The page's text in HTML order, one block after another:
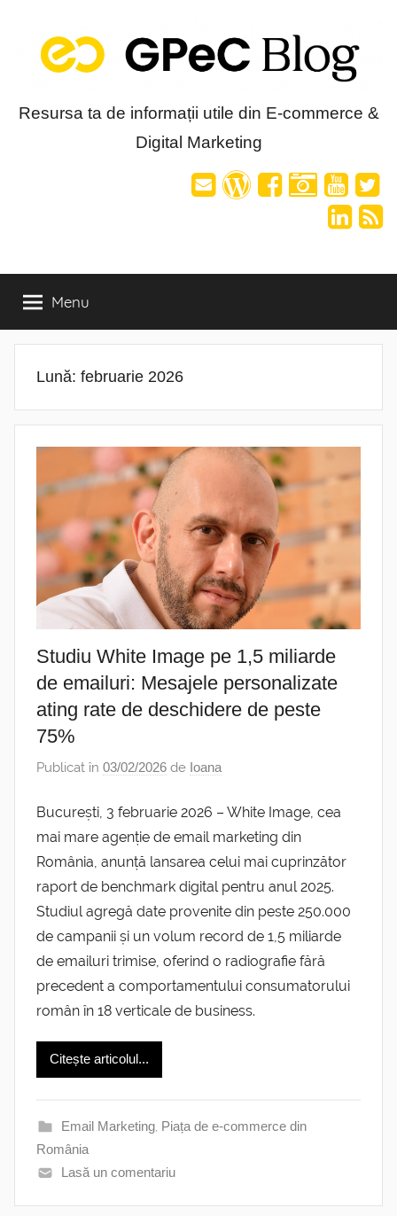
content
Blog-
Resursa ta de informații utile din E-commerce &
Digital Marketing
Menu
Lună: februarie 2026
Studiu White Image pe 1,5 miliarde
de emailuri: Mesajele personalizate
ating rate de deschidere de peste
75%
Publicat în 03/02/2026 de Ioana
București, 3 februarie 2026 – White Image, cea
mai mare agenție de email marketing din
România, anunță lansarea celui mai cuprinzător
raport de benchmark digital pentru anul 2025.
Studiul agregă date provenite din peste 250.000
de campanii și un volum record de 1,5 miliarde
de emailuri trimise, oferind o radiografie fără
precedent a comportamentului consumatorului
român în 18 verticale de business.
Citește articolul...
Email Marketing, Piața de e-commerce din
România
Lasă un comentariu